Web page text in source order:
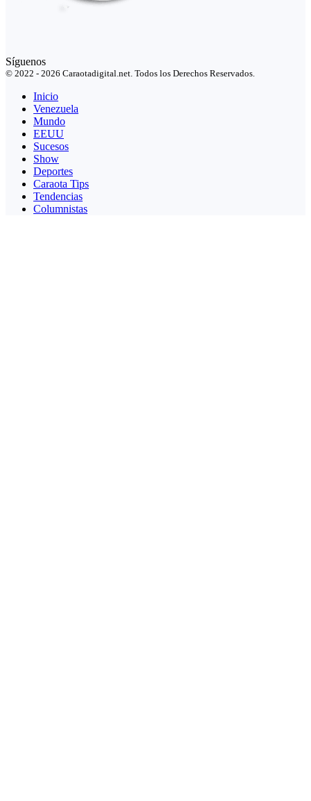
Síguenos
© 2022 - 2026 Caraotadigital.net. Todos los Derechos Reservados.
Inicio
Venezuela
Mundo
EEUU
Sucesos
Show
Deportes
Caraota Tips
Tendencias
Columnistas